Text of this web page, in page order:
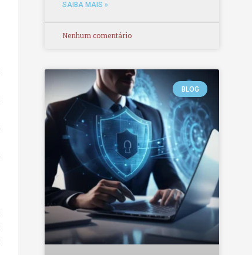
SAIBA MAIS »
Nenhum comentário
BLOG